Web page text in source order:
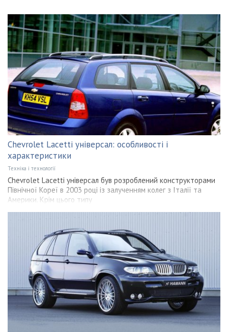
Chevrolet Lacetti універсал: особливості і
характеристики
Техніка і технології
Chevrolet Lacetti універсал був розроблений конструкторами
Північної Кореї в 2003 році із залученням колег з Італії та
Америки. Крім цього типу